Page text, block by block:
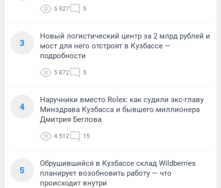
5 927 5
3
Новый логистический центр за 2 млрд рублей и
мост для него отстроят в Кузбассе —
подробности
5 872 5
4
Наручники вместо Rolex: как судили экс-главу
Минздрава Кузбасса и бывшего миллионера
Дмитрия Беглова
4 512 15
5
Обрушившийся в Кузбассе склад Wildberries
планирует возобновить работу — что
происходит внутри